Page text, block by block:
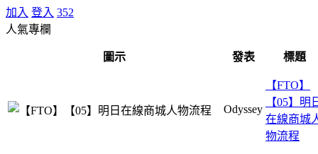
加入 登入 352
人氣專欄
圖示 發表 標題
Odyssey
【FTO】
【05】明
在線商城
物流程